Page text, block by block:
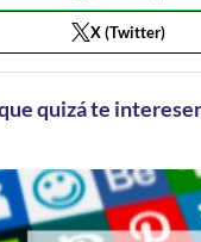
X (Twitter)
quizá te